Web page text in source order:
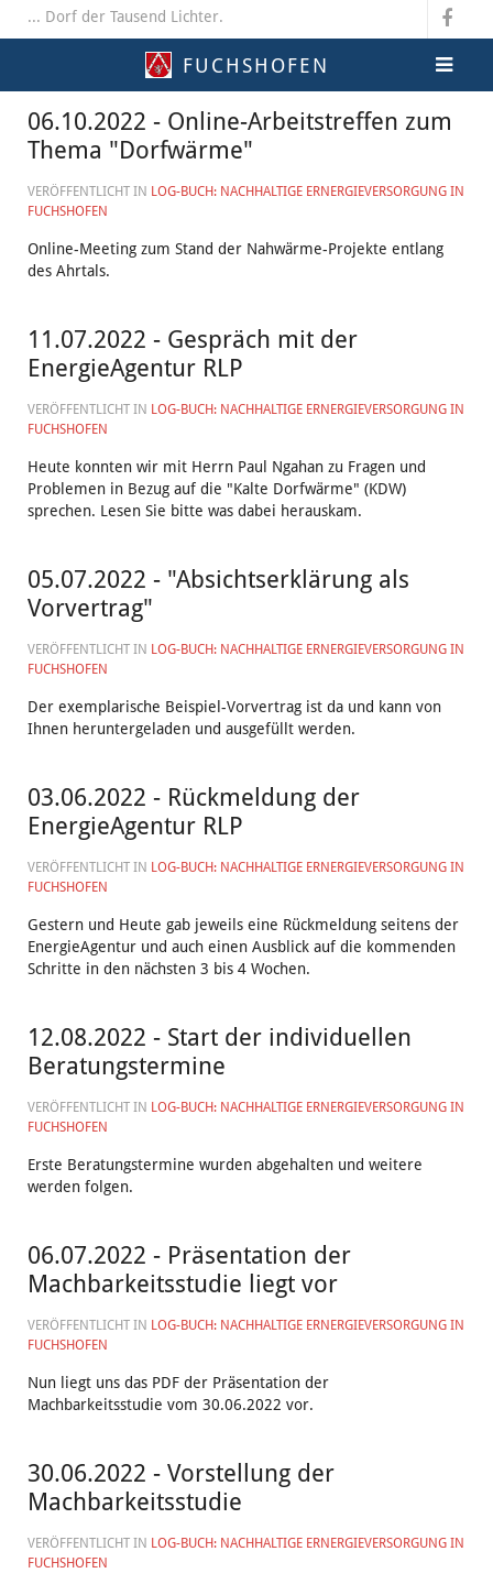
... Dorf der Tausend Lichter.
FUCHSHOFEN
06.10.2022 - Online-Arbeitstreffen zum
Thema "Dorfwärme"
VERÖFFENTLICHT IN LOG-BUCH: NACHHALTIGE ERNERGIEVERSORGUNG IN
FUCHSHOFEN
Online-Meeting zum Stand der Nahwärme-Projekte entlang
des Ahrtals.
11.07.2022 - Gespräch mit der
EnergieAgentur RLP
VERÖFFENTLICHT IN LOG-BUCH: NACHHALTIGE ERNERGIEVERSORGUNG IN
FUCHSHOFEN
Heute konnten wir mit Herrn Paul Ngahan zu Fragen und
Problemen in Bezug auf die "Kalte Dorfwärme" (KDW)
sprechen. Lesen Sie bitte was dabei herauskam.
05.07.2022 - "Absichtserklärung als
Vorvertrag"
VERÖFFENTLICHT IN LOG-BUCH: NACHHALTIGE ERNERGIEVERSORGUNG IN
FUCHSHOFEN
Der exemplarische Beispiel-Vorvertrag ist da und kann von
Ihnen heruntergeladen und ausgefüllt werden.
03.06.2022 - Rückmeldung der
EnergieAgentur RLP
VERÖFFENTLICHT IN LOG-BUCH: NACHHALTIGE ERNERGIEVERSORGUNG IN
FUCHSHOFEN
Gestern und Heute gab jeweils eine Rückmeldung seitens der
EnergieAgentur und auch einen Ausblick auf die kommenden
Schritte in den nächsten 3 bis 4 Wochen.
12.08.2022 - Start der individuellen
Beratungstermine
VERÖFFENTLICHT IN LOG-BUCH: NACHHALTIGE ERNERGIEVERSORGUNG IN
FUCHSHOFEN
Erste Beratungstermine wurden abgehalten und weitere
werden folgen.
06.07.2022 - Präsentation der
Machbarkeitsstudie liegt vor
VERÖFFENTLICHT IN LOG-BUCH: NACHHALTIGE ERNERGIEVERSORGUNG IN
FUCHSHOFEN
Nun liegt uns das PDF der Präsentation der
Machbarkeitsstudie vom 30.06.2022 vor.
30.06.2022 - Vorstellung der
Machbarkeitsstudie
VERÖFFENTLICHT IN LOG-BUCH: NACHHALTIGE ERNERGIEVERSORGUNG IN
FUCHSHOFEN